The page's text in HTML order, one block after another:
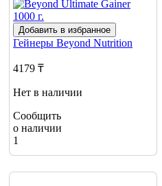
Добавить в избранное
Гейнеры Beyond Nutrition
4179 ₸
Нет в наличии
Сообщить
о наличии
1